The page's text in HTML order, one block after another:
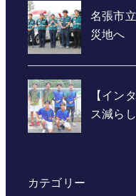
カテゴリー